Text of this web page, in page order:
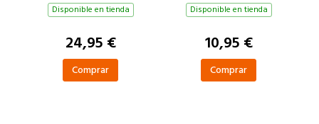
Disponible en tienda
24,95 €
Comprar
Disponible en tienda
10,95 €
Comprar